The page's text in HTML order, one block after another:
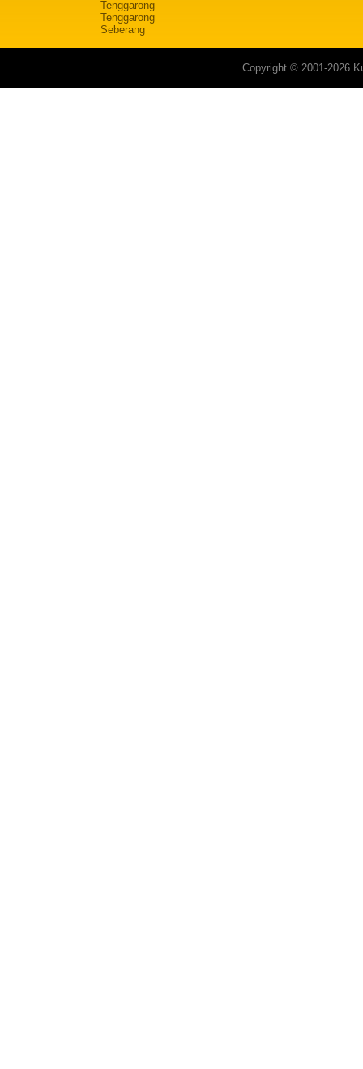
Tenggarong
Tenggarong
Seberang
Copyright © 2001-2026